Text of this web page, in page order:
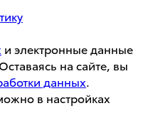
и электронные данные
на сайте, вы
данных.
в настройках